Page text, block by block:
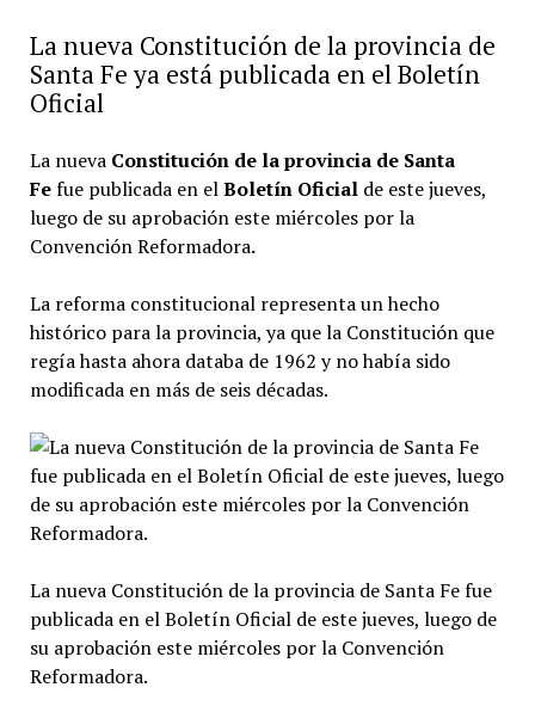
La nueva Constitución de la provincia de
Santa Fe ya está publicada en el Boletín
Oficial
La nueva Constitución de laprovincia de Santa
Fefue publicada en elBoletín Oficial de este jueves,
luego de su aprobación este miércoles por la
Convención Reformadora.
La reforma constitucional representa un hecho
histórico para la provincia, ya que la Constitución que
regía hasta ahora databa de 1962 y no había sido
modificada en más de seis décadas.
La nueva Constitución de la provincia de Santa Fe fue
publicada en el Boletín Oficial de este jueves, luego de
su aprobación este miércoles por la Convención
Reformadora.